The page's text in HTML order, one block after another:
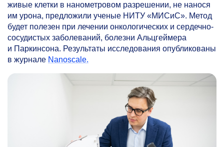
живые клетки в нанометровом разрешении, не нанося
им урона, предложили ученые НИТУ «МИСиС». Метод
будет полезен при лечении онкологических и сердечно-
сосудистых заболеваний, болезни Альцгеймера
и Паркинсона. Результаты исследования опубликованы
в журнале Nanoscale.